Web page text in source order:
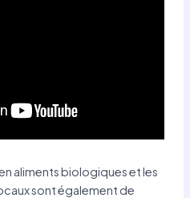
aliments biologiques et les
sont également de